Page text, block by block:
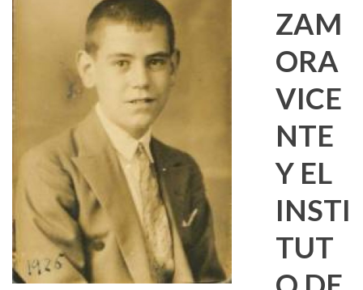
ZAM
ORA
VICE
NTE
Y EL
INSTI
TUT